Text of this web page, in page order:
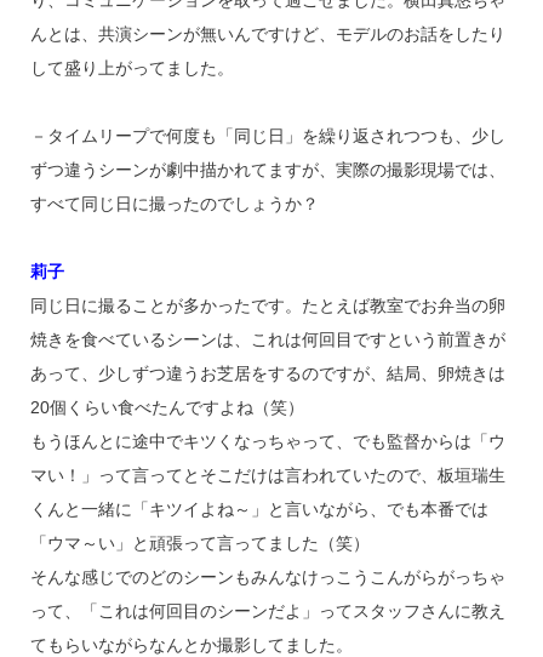
んとは、共演シーンが無いんですけど、モデルのお話をしたり
して盛り上がってました。
－タイムリープで何度も「同じ日」を繰り返されつつも、少し
ずつ違うシーンが劇中描かれてますが、実際の撮影現場では、
すべて同じ日に撮ったのでしょうか？
莉子
同じ日に撮ることが多かったです。たとえば教室でお弁当の卵
焼きを食べているシーンは、これは何回目ですという前置きが
あって、少しずつ違うお芝居をするのですが、結局、卵焼きは
20個くらい食べたんですよね（笑）
もうほんとに途中でキツくなっちゃって、でも監督からは「ウ
マい！」って言ってとそこだけは言われていたので、板垣瑞生
くんと一緒に「キツイよね～」と言いながら、でも本番では
「ウマ～い」と頑張って言ってました（笑）
そんな感じでのどのシーンもみんなけっこうこんがらがっちゃ
って、「これは何回目のシーンだよ」ってスタッフさんに教え
てもらいながらなんとか撮影してました。